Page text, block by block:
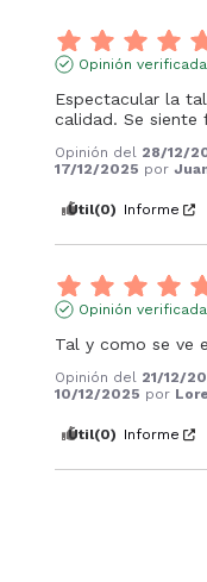
Opinión verificada
Espectacular la
calidad. Se siente
Opinión del 28/12/
17/12/2025 por
Útil(0) Informe
Opinión verificada
Tal y como se ve
Opinión del 21/12/
10/12/2025 por
Útil(0) Informe